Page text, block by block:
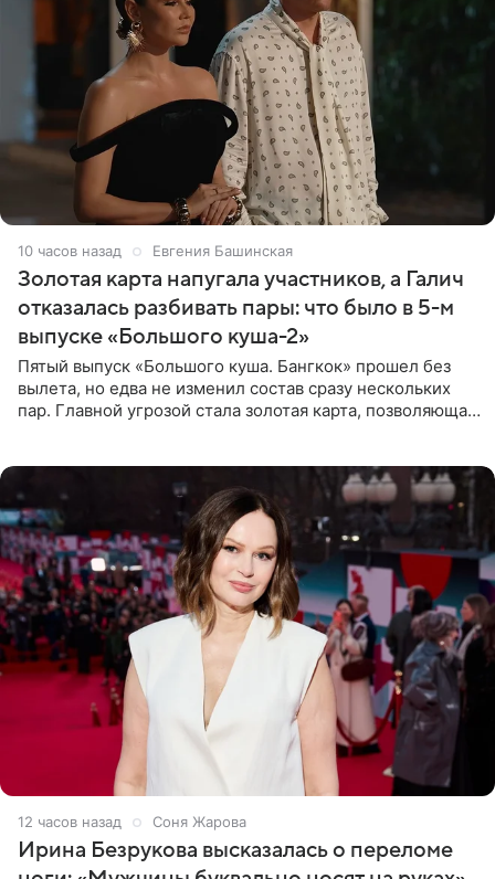
10 часов назад Евгения Башинская
Золотая карта напугала участников, а Галич
отказалась разбивать пары: что было в 5-м
выпуске «Большого куша-2»
Пятый выпуск «Большого куша. Бангкок» прошел без
вылета, но едва не изменил состав сразу нескольких
пар. Главной угрозой стала золотая карта, позволяющая
12 часов назад Соня Жарова
Ирина Безрукова высказалась о переломе